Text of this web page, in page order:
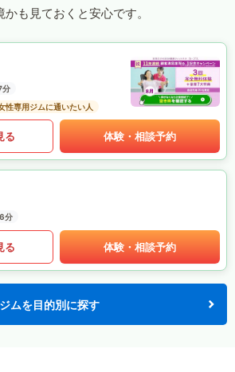
も見ておくと安心です。
分
性専用ジムに通いたい人
る 体験・相談予約
分
る 体験・相談予約
ムを目的別に探す